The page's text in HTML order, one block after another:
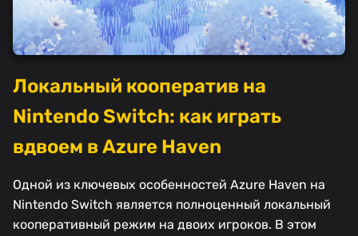
Локальный кооператив на
Nintendo Switch: как играть
вдвоем в Azure Haven
Одной из ключевых особенностей Azure Haven на
Nintendo Switch является полноценный локальный
кооперативный режим на двоих игроков. В этом